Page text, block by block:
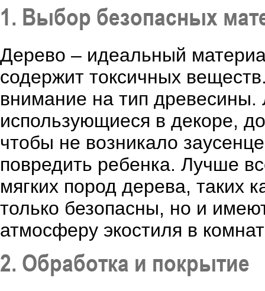
1. Выбор безопасных
Дерево – идеальный
содержит токсичных
внимание на тип древесины.
использующиеся в декоре,
чтобы не возникало
повредить ребенка. Лучше
мягких пород дерева, таких
только безопасны, но и
атмосферу экостиля в
2. Обработка и покрытие